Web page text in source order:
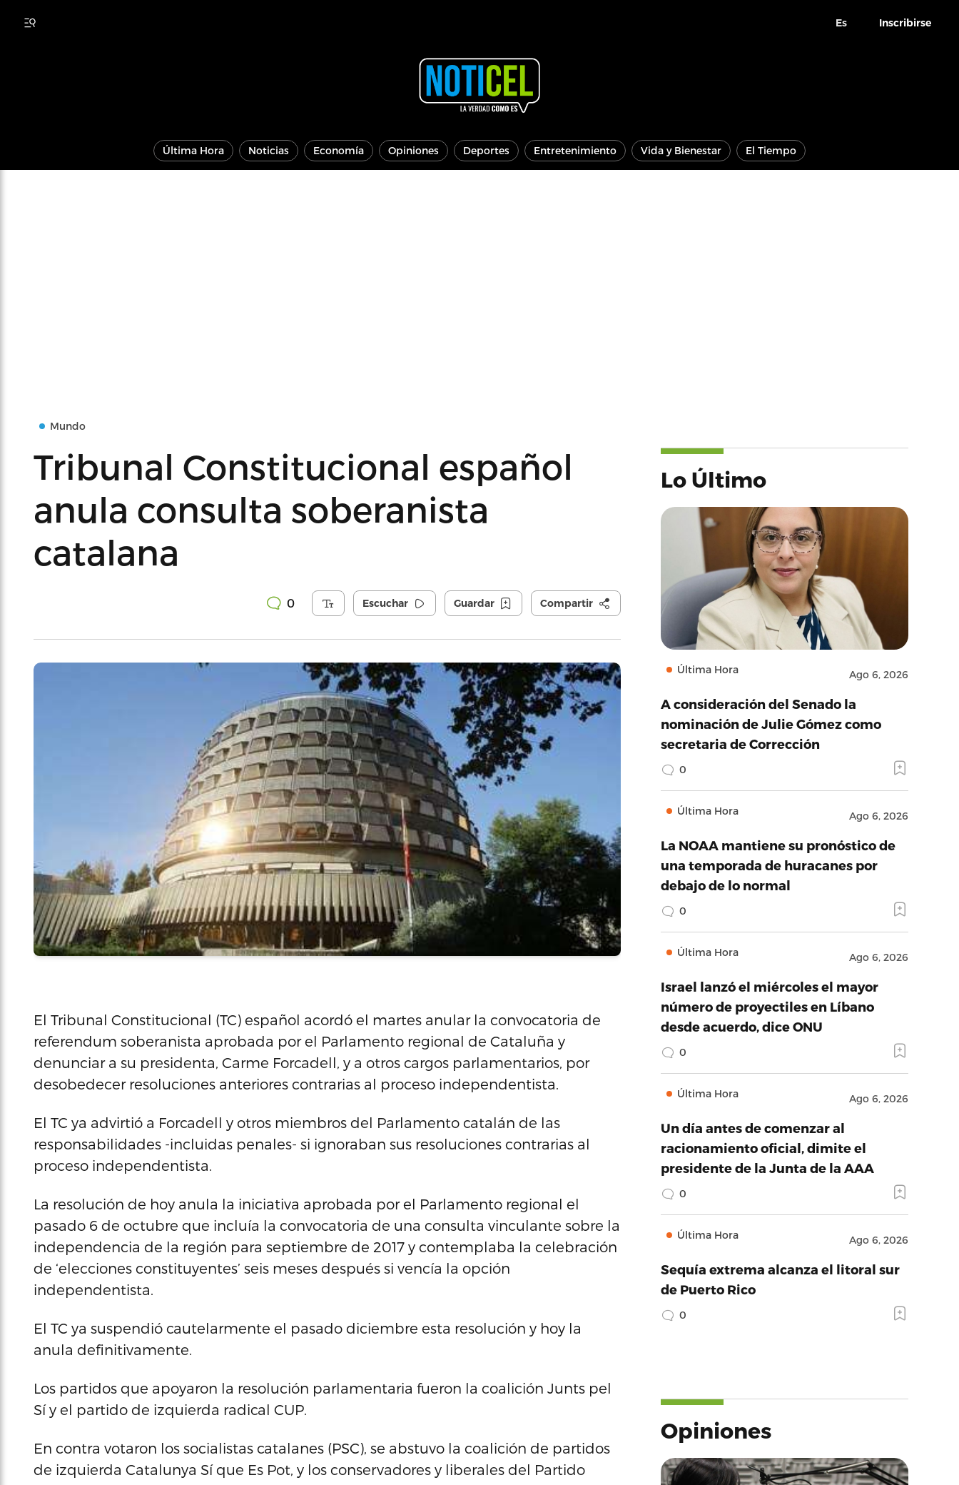
Es Inscribirse
Última Hora Noticias Economía Opiniones Deportes Entretenimiento Vida y Bienestar El Tiempo
Mundo
Tribunal Constitucional español
anula consulta soberanista
catalana
0 Escuchar Guardar Compartir
El Tribunal Constitucional (TC) español acordó el martes anular la convocatoria de
referendum soberanista aprobada por el Parlamento regional de Cataluña y
denunciar a su presidenta, Carme Forcadell, y a otros cargos parlamentarios, por
desobedecer resoluciones anteriores contrarias al proceso independentista.
El TC ya advirtió a Forcadell y otros miembros del Parlamento catalán de las
responsabilidades -incluidas penales- si ignoraban sus resoluciones contrarias al
proceso independentista.
La resolución de hoy anula la iniciativa aprobada por el Parlamento regional el
pasado 6 de octubre que incluía la convocatoria de una consulta vinculante sobre la
independencia de la región para septiembre de 2017 y contemplaba la celebración
de ‘elecciones constituyentes’ seis meses después si vencía la opción
independentista.
El TC ya suspendió cautelarmente el pasado diciembre esta resolución y hoy la
anula definitivamente.
Los partidos que apoyaron la resolución parlamentaria fueron la coalición Junts pel
Sí y el partido de izquierda radical CUP.
En contra votaron los socialistas catalanes (PSC), se abstuvo la coalición de partidos
de izquierda Catalunya Sí que Es Pot, y los conservadores y liberales del Partido
Lo Último
Última Hora Ago 6, 2026
A consideración del Senado la
nominación de Julie Gómez como
secretaria de Corrección
0
Última Hora Ago 6, 2026
La NOAA mantiene su pronóstico de
una temporada de huracanes por
debajo de lo normal
0
Última Hora Ago 6, 2026
Israel lanzó el miércoles el mayor
número de proyectiles en Líbano
desde acuerdo, dice ONU
0
Última Hora Ago 6, 2026
Un día antes de comenzar al
racionamiento oficial, dimite el
presidente de la Junta de la AAA
0
Última Hora Ago 6, 2026
Sequía extrema alcanza el litoral sur
de Puerto Rico
0
Opiniones